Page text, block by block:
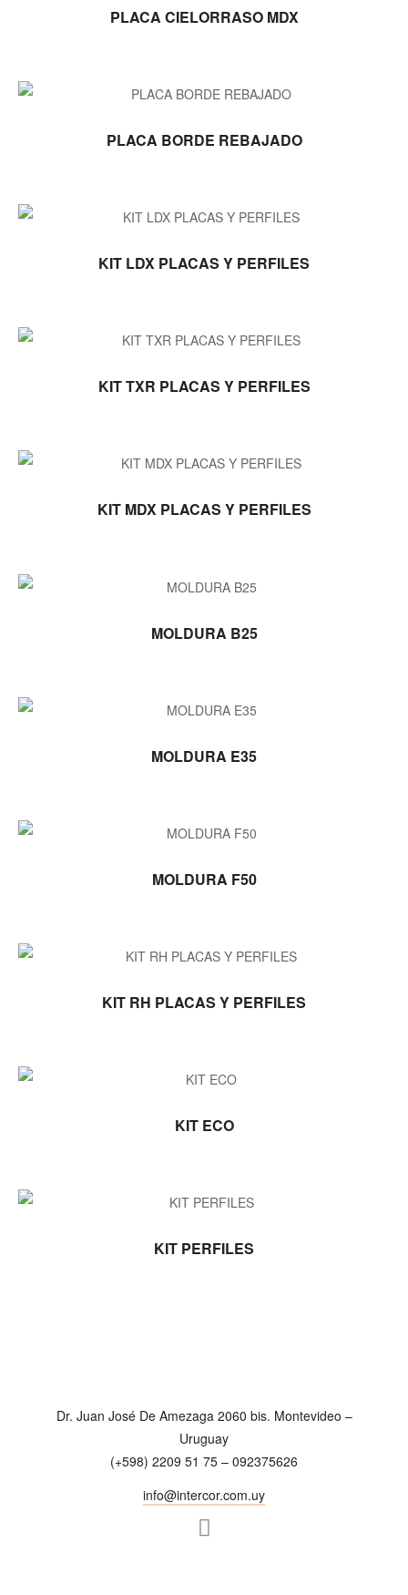
LEER MÁS
PLACA CIELORRASO MDX
LEER MÁS
PLACA BORDE REBAJADO
LEER MÁS
KIT LDX PLACAS Y PERFILES
LEER MÁS
KIT TXR PLACAS Y PERFILES
LEER MÁS
KIT MDX PLACAS Y PERFILES
LEER MÁS
MOLDURA B25
LEER MÁS
MOLDURA E35
LEER MÁS
MOLDURA F50
LEER MÁS
KIT RH PLACAS Y PERFILES
LEER MÁS
KIT ECO
LEER MÁS
KIT PERFILES
Dr. Juan José De Amezaga 2060 bis. Montevideo –
Uruguay
(+598) 2209 51 75 – 092375626
info@intercor.com.uy